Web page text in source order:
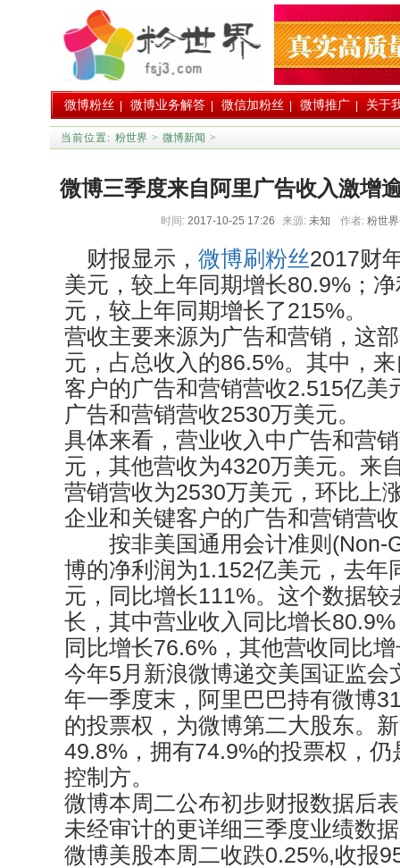
微博粉丝 微博业务解答 微信加粉丝 微博推广| 关于
当前位置: 粉世界 > 微博新闻 >
微博三季度来自阿里广告收入激增
时间: 2017-10-25 17:26 来源: 未知 作者: 粉世
财报显示， 微博刷粉丝2017财
美元，较上年同期增长80.9%；
元，较上年同期增长了215%。
营收主要来源为广告和营销，这
元，占总收入的86.5%。其中，
客户的广告和营销营收2.515亿美
广告和营销营收2530万美元。
具体来看，营业收入中广告和营
元，其他营收为4320万美元。来
营销营收为2530万美元，环比上
企业和关键客户的广告和营销营
按非美国通用会计准则(Non-
博的净利润为1.152亿美元，去年
元，同比增长111%。这个数据较
长，其中营业收入同比增长
同比增长76.6%，其他营收同比
今年5月新浪微博递交美国证监会
年一季度末，阿里巴巴持有微博
的投票权，为微博第二大股东。
49.8%，拥有74.9%的投票权，仍
控制方。
微博本周二公布初步财报数据后
未经审计的更详细三季度业绩数
微博美股本周二收跌0.25%,收报